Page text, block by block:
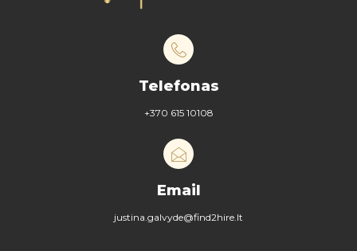
Telefonas
+370 615 10108
Email
justina.galvyde@find2hire.lt